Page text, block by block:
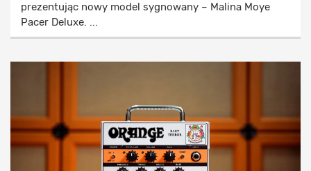
prezentując nowy model sygnowany – Malina Moye
Pacer Deluxe. ...